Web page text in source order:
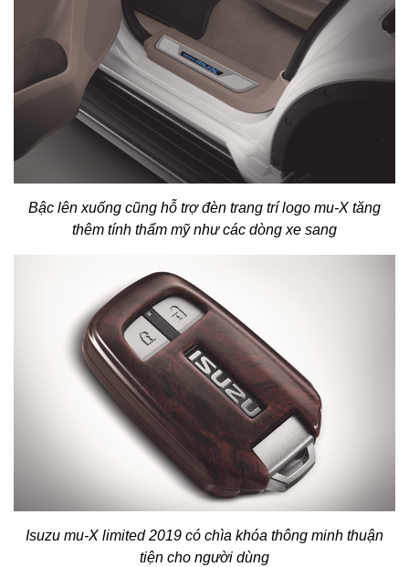
Bậc lên xuống cũng hỗ trợ đèn trang trí logo mu-X tăng
thêm tính thẩm mỹ như các dòng xe sang
Isuzu mu-X limited 2019 có chìa khóa thông minh thuận
tiện cho người dùng